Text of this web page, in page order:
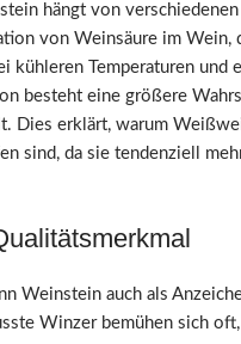
hängt von verschiedenen
von Weinsäure im Wein,
kühleren Temperaturen und
besteht eine größere
Dies erklärt, warum
sind, da sie tendenziell
Weinstein auch als
Winzer bemühen sich